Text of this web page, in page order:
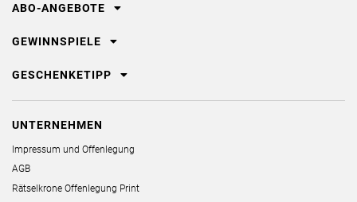
ABO-ANGEBOTE
GEWINNSPIELE
GESCHENKETIPP
UNTERNEHMEN
Impressum und Offenlegung
AGB
Rätselkrone Offenlegung Print